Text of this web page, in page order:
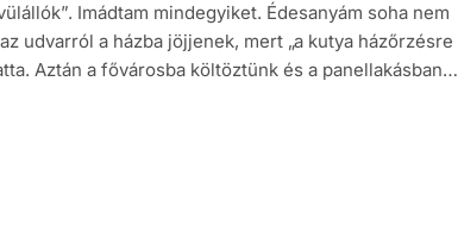
Imádtam mindegyiket. Édesanyám soha nem
udvarról a házba jöjjenek, mert „a kutya házőrzésre
Aztán a fővárosba költöztünk és a panellakásban…